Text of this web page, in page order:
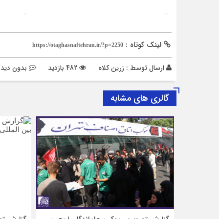
لینک کوتاه : https://otaghasnaftehran.ir/?p=2250
ارسال توسط : زرین کلاه بدون
گالری های مشابه